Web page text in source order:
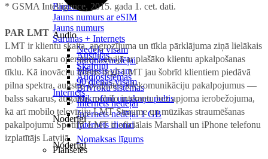
Papildināt
Jauns numurs ar eSIM
Jauns numurs
Sarunas + Internets
Nedēļa visam
Sarunas nedēļai
Mēnesis visam
90 dienas visam
Internets
Internets nedēļai
Internets nedēļai 1 GB
Internets dienai
Noderīgi
Audio
Austiņas
Skaļruņi
Audiosistēmas
Brīvroku sistēmas
Mikrofoni un skaņu pultis
Noderīgi
Nomaksas līgums
Planšetes
* GSMA Intelligence, 2015. gada 1. cet. dati.
PAR LMT
LMT ir klientu skaita, apgrozījuma un tīkla pārklājuma ziņā lielākais
mobilo sakaru operators Latvijā ar plašāko klientu apkalpošanas
tīklu. Kā inovāciju līderis tirgū LMT jau šobrīd klientiem piedāvā
pilna spektra, augstas kvalitātes telekomunikāciju pakalpojumus —
balss sakarus, ātrgaitas mobilo internetu bez apjoma ierobežojuma,
kā arī mobilo televīziju LMT Straume un mūzikas straumēšanas
pakalpojumu Spotify. LMT ir oficiālais Marshall un iPhone telefonu
izplatītājs Latvijā.